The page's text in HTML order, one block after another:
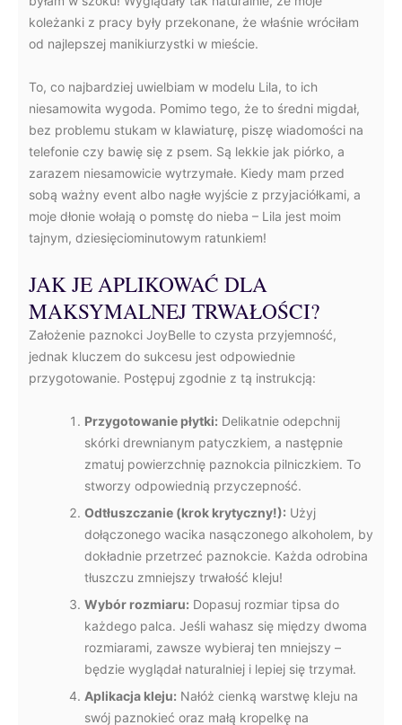
koleżanki z pracy były przekonane, że właśnie wróciłam
od najlepszej manikiurzystki w mieście.
To, co najbardziej uwielbiam w modelu Lila, to ich
niesamowita wygoda. Pomimo tego, że to średni migdał,
bez problemu stukam w klawiaturę, piszę wiadomości na
telefonie czy bawię się z psem. Są lekkie jak piórko, a
zarazem niesamowicie wytrzymałe. Kiedy mam przed
sobą ważny event albo nagłe wyjście z przyjaciółkami, a
moje dłonie wołają o pomstę do nieba – Lila jest moim
tajnym, dziesięciominutowym ratunkiem!
JAK JE APLIKOWAĆ DLA
MAKSYMALNEJ TRWAŁOŚCI?
Założenie paznokci JoyBelle to czysta przyjemność,
jednak kluczem do sukcesu jest odpowiednie
przygotowanie. Postępuj zgodnie z tą instrukcją:
Przygotowanie płytki: Delikatnie odepchnij
skórki drewnianym patyczkiem, a następnie
zmatuj powierzchnię paznokcia pilniczkiem. To
stworzy odpowiednią przyczepność.
Odtłuszczanie (krok krytyczny!): Użyj
dołączonego wacika nasączonego alkoholem, by
dokładnie przetrzeć paznokcie. Każda odrobina
tłuszczu zmniejszy trwałość kleju!
Wybór rozmiaru: Dopasuj rozmiar tipsa do
każdego palca. Jeśli wahasz się między dwoma
rozmiarami, zawsze wybieraj ten mniejszy –
będzie wyglądał naturalniej i lepiej się trzymał.
Aplikacja kleju: Nałóż cienką warstwę kleju na
swój paznokieć oraz małą kropelkę na